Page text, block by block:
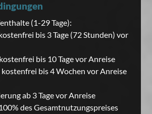
(1-29 Tage):
bis 3 Tage (72 Stunden) vor
bis 10 Tage vor Anreise
bis 4 Wochen vor Anreise
ab 3 Tage vor Anreise
des Gesamtnutzungspreises